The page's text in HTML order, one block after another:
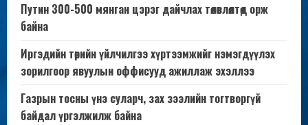
Путин 300-500 мянган цэрэг дайчлах төлөвлөлтөд орж
байна
Иргэдийн төрийн үйлчилгээ хүртээмжийг нэмэгдүүлэх
зорилгоор явуулын оффисууд ажиллаж эхэллээ
Газрын тосны үнэ суларч, зах зээлийн тогтворгүй
байдал үргэлжилж байна